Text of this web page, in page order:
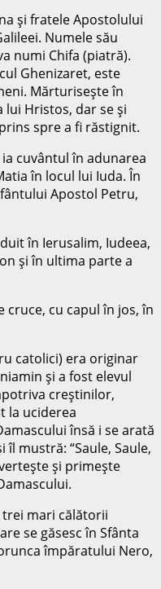
şi fratele Apostolului
Numele său
numi Chifa (piatră).
Ghenizaret, este
Mărturiseşte în
Hristos, dar se şi
spre a fi răstignit.
cuvântul în adunarea
în locul lui Iuda. În
Apostol Petru,
în Ierusalim, Iudeea,
şi în ultima parte a
cu capul în jos, în
catolici) era originar
şi a fost elevul
creştinilor,
la uciderea
însă i se arată
mustră: “Saule, Saule,
şi primeşte
mari călătorii
se găsesc în Sfânta
împăratului Nero,